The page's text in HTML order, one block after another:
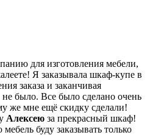
для изготовления мебели,
Я заказывала шкаф-купе в
заказа и заканчивая
было. Все было сделано очень
же мне ещё скидку сделали!
Алексею за прекрасный шкаф!
буду заказывать только